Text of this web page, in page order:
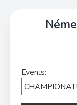
Events: